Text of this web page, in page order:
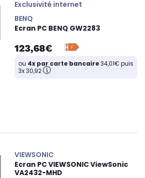
Exclusivité internet
BENQ
Ecran PC BENQ GW2283
123,68€
ou 4x par carte bancaire34,01€ puis
3x 30,92
VIEWSONIC
Ecran PC VIEWSONIC ViewSonic
VA2432-MHD